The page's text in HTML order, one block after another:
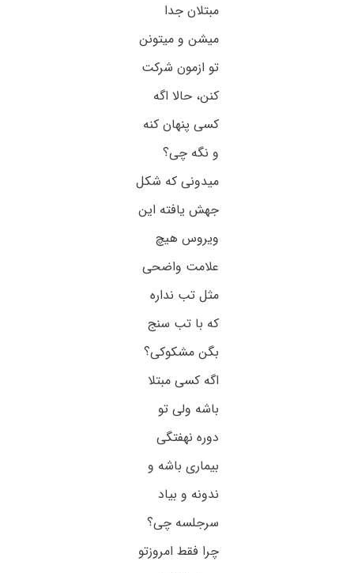
مبتلان جدا
میشن و میتونن
تو ازمون شرکت
کنن، حالا اگه
کسی پنهان کنه
و نگه چی؟
میدونی که شکل
جهش یافته این
ویروس هیچ
علامت واضحی
مثل تب نداره
که با تب سنج
بگن مشکوکی؟
اگه کسی مبتلا
باشه ولی تو
دوره نهفتگی
بیماری باشه و
ندونه و بیاد
سرجلسه چی؟
چرا فقط امروزتو